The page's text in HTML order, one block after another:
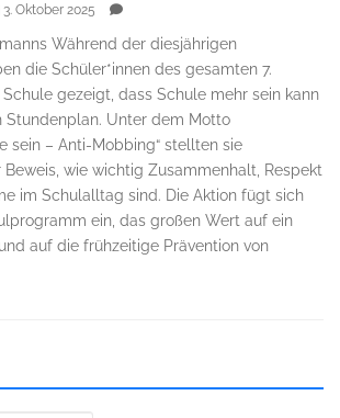
3. Oktober 2025
Während der diesjährigen
die Schüler*innen des gesamten 7.
gezeigt, dass Schule mehr sein kann
Stundenplan. Unter dem Motto
sein – Anti-Mobbing“ stellten sie
wie wichtig Zusammenhalt, Respekt
im Schulalltag sind. Die Aktion fügt sich
ein, das großen Wert auf ein
auf die frühzeitige Prävention von